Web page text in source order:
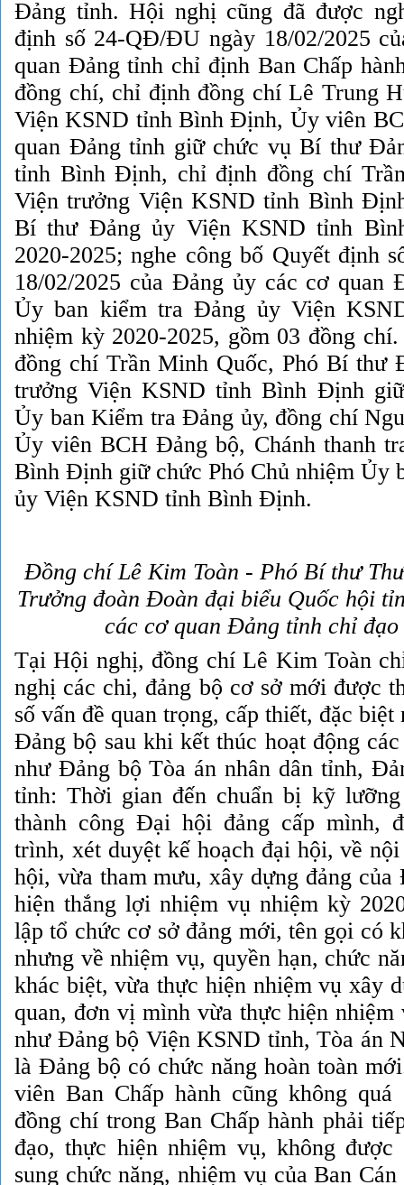
Đảng tỉnh. Hội nghị cũng đã được
định số 24-QĐ/ĐU ngày 18/02/2025
quan Đảng tỉnh chỉ định Ban Chấp
đồng chí, chỉ định đồng chí Lê Trung
Viện KSND tỉnh Bình Định, Ủy viên
quan Đảng tỉnh giữ chức vụ Bí thư
tỉnh Bình Định, chỉ định đồng chí
Viện trưởng Viện KSND tỉnh Bình
Bí thư Đảng ủy Viện KSND tỉnh
2020-2025; nghe công bố Quyết định
18/02/2025 của Đảng ủy các cơ quan
Ủy ban kiểm tra Đảng ủy Viện
nhiệm kỳ 2020-2025, gồm 03 đồng
đồng chí Trần Minh Quốc, Phó Bí thư
trưởng Viện KSND tỉnh Bình Định
Ủy ban Kiểm tra Đảng ủy, đồng chí
Ủy viên BCH Đảng bộ, Chánh thanh
Bình Định giữ chức Phó Chủ nhiệm Ủy
ủy Viện KSND tỉnh Bình Định.
Đồng chíLê Kim Toàn - Phó Bí thư
Trưởng đoàn Đoàn đại biểu Quốc hội
các cơ quan Đảng tỉnh chỉ
Tại Hội nghị, đồng chí Lê Kim Toàn
nghị các chi, đảng bộ cơ sở mới được
số vấn đề quan trọng, cấp thiết, đặc
Đảng bộ sau khi kết thúc hoạt động
như Đảng bộ Tòa án nhân dân tỉnh,
tỉnh: Thời gian đến chuẩn bị kỹ
thành công Đại hội đảng cấp mình,
trình, xét duyệt kế hoạch đại hội, về
hội, vừa tham mưu, xây dựng đảng
hiện thắng lợi nhiệm vụ nhiệm kỳ
lập tổ chức cơ sở đảng mới, tên gọi có
nhưng về nhiệm vụ, quyền hạn, chức
khác biệt, vừa thực hiện nhiệm vụ xây
quan, đơn vị mình vừa thực hiện nhiệm
như Đảng bộ Viện KSND tỉnh, Tòa án
là Đảng bộ có chức năng hoàn toàn
viên Ban Chấp hành cũng không
đồng chí trong Ban Chấp hành phải
đạo, thực hiện nhiệm vụ, không
sung chức năng, nhiệm vụ của Ban